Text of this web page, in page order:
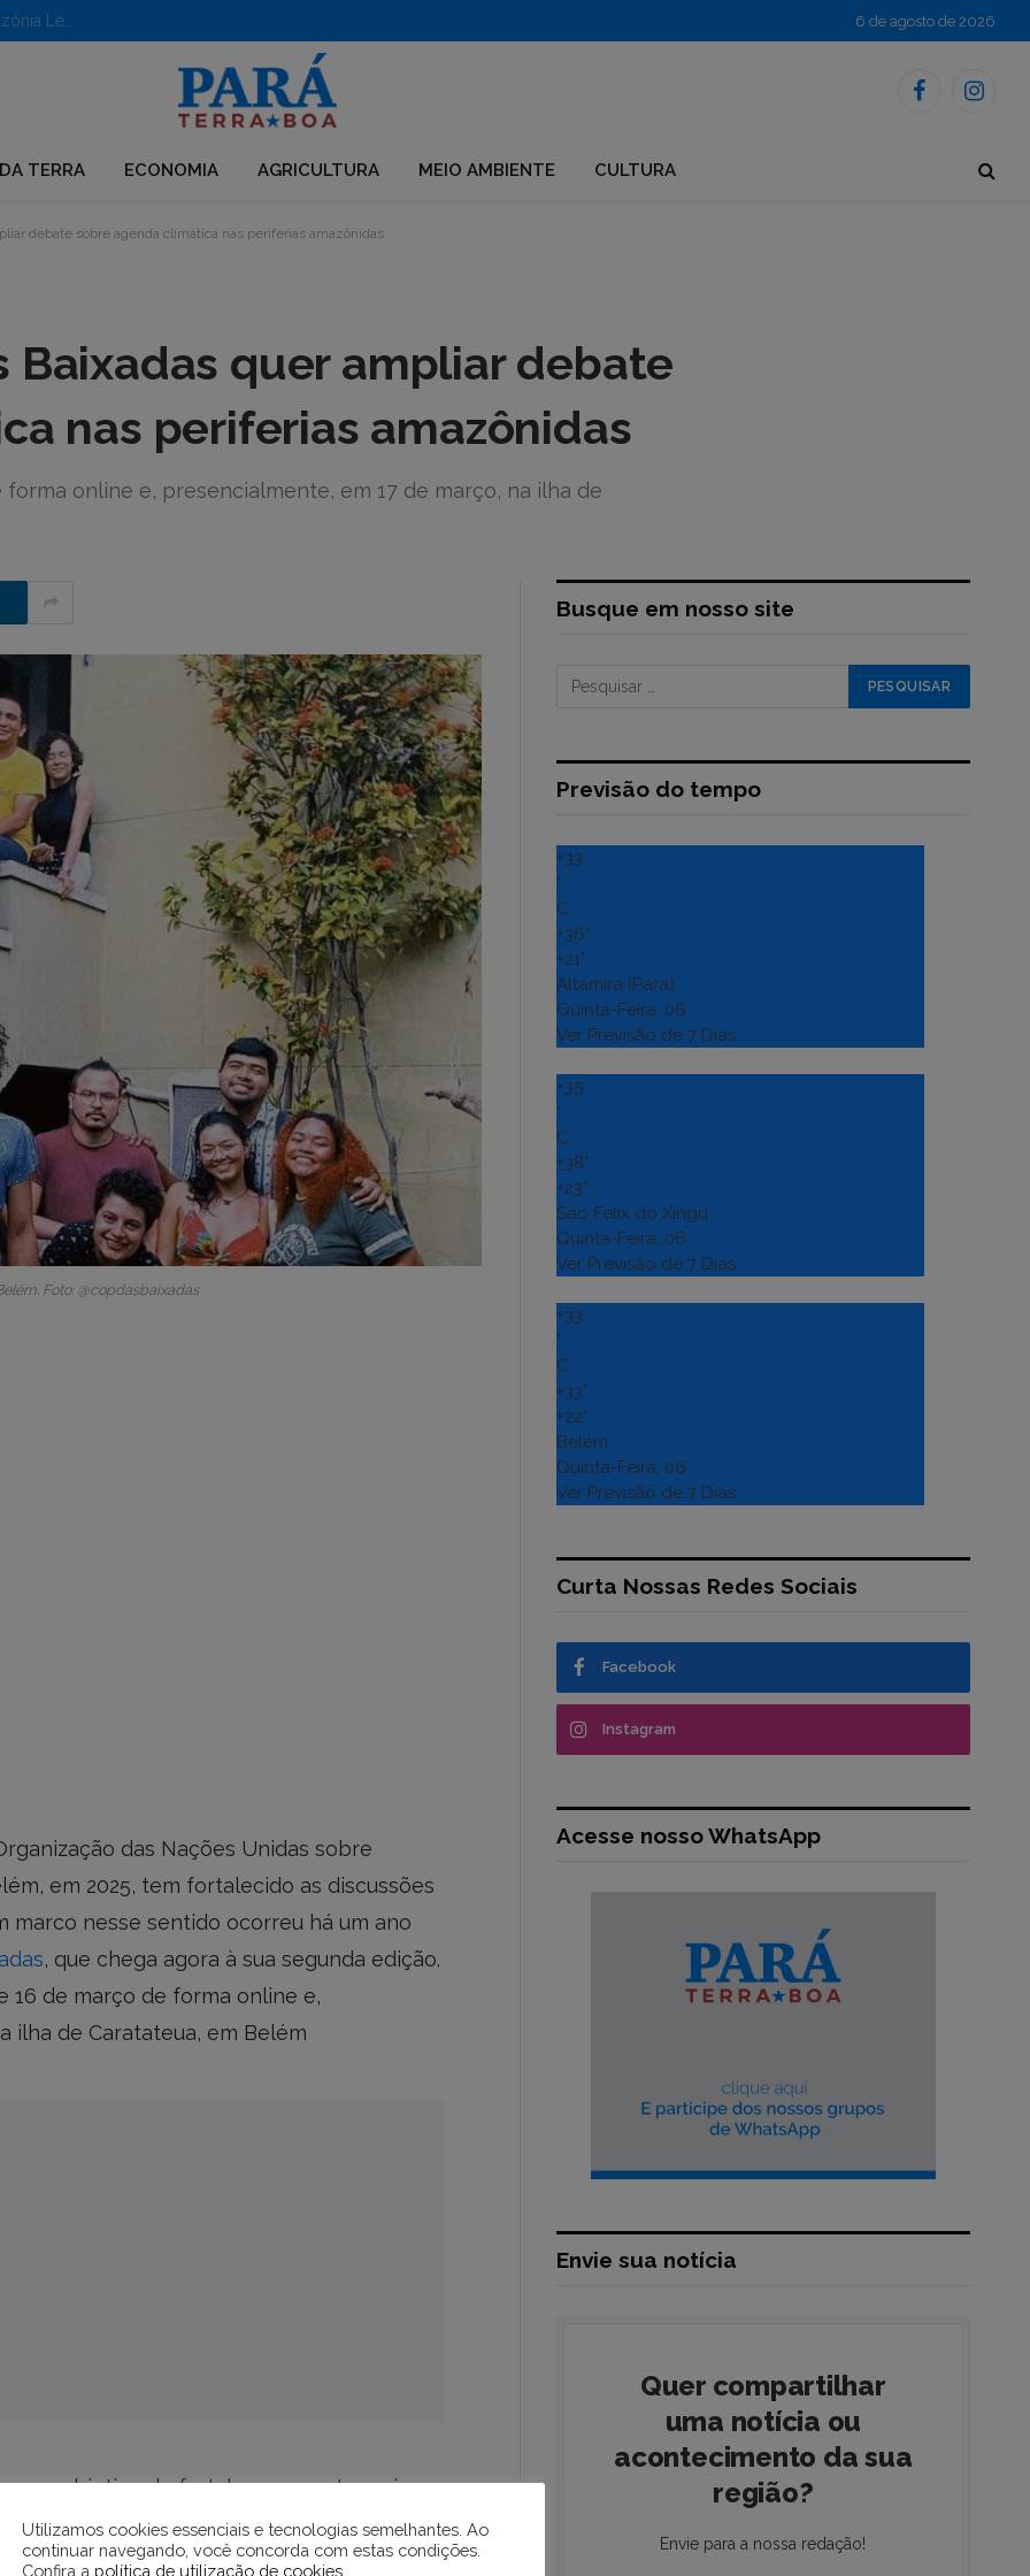
6 de agosto de 2026
Facebook
TERRA ECONOMIA AGRICULTURA MEIO AMBIENTE CULTURA
debate sobre agenda climática nas periferias amazônidas
Baixadas quer ampliar debate
nas periferias amazônidas
online e, presencialmente, em 17 de março, na ilha de
Foto: @copdasbaixadas
das Nações Unidas sobre
em 2025, tem fortalecido as discussões
marco nesse sentido ocorreu há um ano
, que chega agora à sua segunda edição.
16 de março de forma online e,
ilha de Caratateua, em Belém
o objetivo de fortalecer o protagonismo
da crise climática, trazendo à tona
o tema quanto ao impacto das realidades
Busque em nosso site
Previsão do tempo
+33
°
C
+36°
+21°
Altamira (Para)
Quinta-Feira, 06
Ver Previsão de 7 Dias
+35
°
C
+38°
+23°
Sao Felix do Xingu
Quinta-Feira, 06
Ver Previsão de 7 Dias
+33
°
C
+33°
+22°
Belém
Quinta-Feira, 06
Ver Previsão de 7 Dias
Curta Nossas Redes Sociais
Facebook
Instagram
Acesse nosso WhatsApp
Envie sua notícia
Quer compartilhar
uma notícia ou
acontecimento da sua
região?
Envie para a nossa redação!
Utilizamos cookies essenciais e tecnologias semelhantes. Ao
continuar navegando, você concorda com estas condições.
Confira a política de utilização de cookies